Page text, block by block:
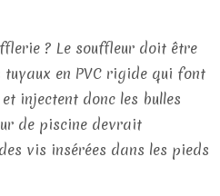
? Le souffleur doit être
tuyaux en PVC rigide qui font
injectent donc les bulles
de piscine devrait
vis insérées dans les pieds